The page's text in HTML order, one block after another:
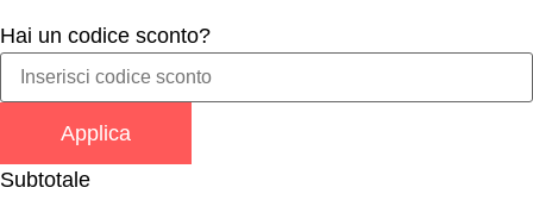
Hai un codice sconto?
Applica
Subtotale